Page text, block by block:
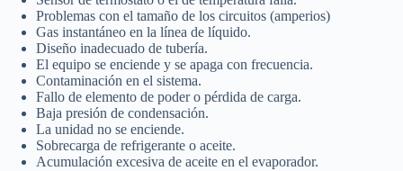
Problemas con el tamaño de los circuitos (amperios)
Gas instantáneo en la línea de líquido.
Diseño inadecuado de tubería.
El equipo se enciende y se apaga con frecuencia.
Contaminación en el sistema.
Fallo de elemento de poder o pérdida de carga.
Baja presión de condensación.
La unidad no se enciende.
Sobrecarga de refrigerante o aceite.
Acumulación excesiva de aceite en el evaporador.